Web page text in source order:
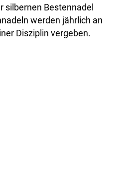
silbernen Bestennadel
werden jährlich an
Disziplin vergeben.